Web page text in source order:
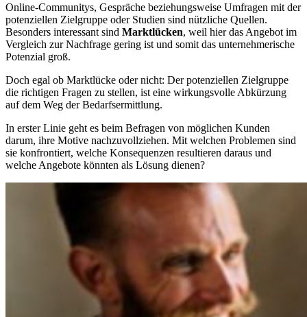
Online-Communitys, Gespräche beziehungsweise Umfragen mit der
potenziellen Zielgruppe oder Studien sind nützliche Quellen.
Besonders interessant sind Marktlücken, weil hier das Angebot im
Vergleich zur Nachfrage gering ist und somit das unternehmerische
Potenzial groß.
Doch egal ob Marktlücke oder nicht: Der potenziellen Zielgruppe
die richtigen Fragen zu stellen, ist eine wirkungsvolle Abkürzung
auf dem Weg der Bedarfsermittlung.
In erster Linie geht es beim Befragen von möglichen Kunden
darum, ihre Motive nachzuvollziehen. Mit welchen Problemen sind
sie konfrontiert, welche Konsequenzen resultieren daraus und
welche Angebote könnten als Lösung dienen?